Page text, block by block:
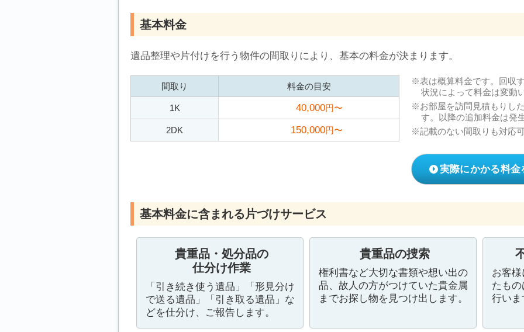
基本料金
遺品整理や片付けを行う物件の間取りにより、基本の料金が決まります。
間取り 料金の目安
1K 40,000円〜
2DK 150,000円〜
表は概算料金です。回収
状況によって料金は変動
お部屋を訪問見積もりし
す。以降の追加料金は発
記載のない間取りも対応
実際にかかる料金
基本料金に含まれる片づけサービス
貴重品・処分品の
仕分け作業
「引き続き使う遺品」「形見分け
で送る遺品」「引き取る遺品」な
どを仕分け、ご報告します。
貴重品の捜索
権利書など大切な書類や想い出の
品、故人の方がつけていた貴金属
までお探し物を見つけ出します。
お客
たも
行いま